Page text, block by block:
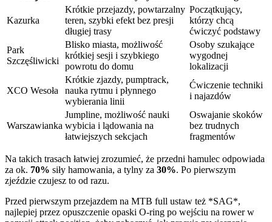
Kazurka
Krótkie przejazdy, powtarzalny
teren, szybki efekt bez presji
długiej trasy
Początkujący,
którzy chcą
ćwiczyć podstawy
Park
Szczęśliwicki
Blisko miasta, możliwość
krótkiej sesji i szybkiego
powrotu do domu
Osoby szukające
wygodnej
lokalizacji
XCO Wesoła
Krótkie zjazdy, pumptrack,
nauka rytmu i płynnego
wybierania linii
Ćwiczenie techniki
i najazdów
Warszawianka
Jumpline, możliwość nauki
wybicia i lądowania na
łatwiejszych sekcjach
Oswajanie skoków
bez trudnych
fragmentów
Na takich trasach łatwiej zrozumieć, że przedni hamulec odpowiada
za ok. 70% siły hamowania, a tylny za 30%. Po pierwszym
zjeździe czujesz to od razu.
Przed pierwszym przejazdem na MTB full ustaw też *SAG*,
najlepiej przez opuszczenie opaski O-ring po wejściu na rower w